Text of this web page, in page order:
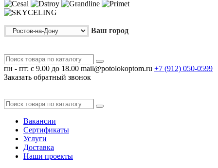
Ваш город
пн - пт: с 9.00 до 18.00 mail@potolokoptom.ru +7 (912) 050-0599
Заказать обратный звонок
Вакансии
Сертификаты
Услуги
Доставка
Наши проекты